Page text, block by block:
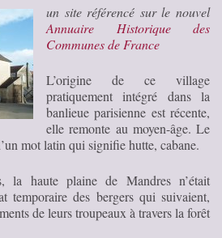
un site référencé sur le nouvel
Annuaire Historique des
Communes de France
L’origine de ce village
pratiquement intégré dans la
banlieue parisienne est récente,
elle remonte au moyen-âge. Le
mot latin qui signifie hutte, cabane.
la haute plaine de Mandres n’était
temporaire des bergers qui suivaient,
de leurs troupeaux à travers la forêt